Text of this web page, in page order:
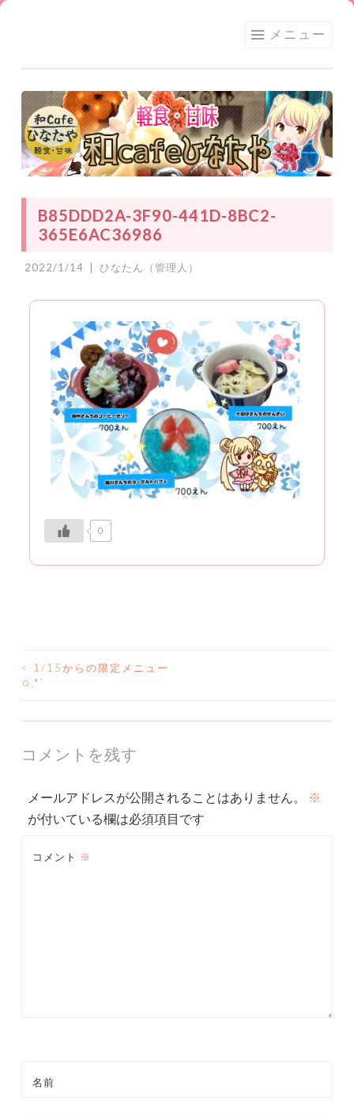
ン
ツ
へ
ス
キ
ッ
ひな
たや
メニュー
B85DDD2A-3F90-441D-8BC2-
365E6AC36986
2022/1/14 ひなたん（管理人）
0
投
ゲ
<
1/15からの限定メニュー
✩.*˚
コメントを残す
メールアドレスが公開されることはありません。
※
が付いている欄は必須項目です
コメント ※
名前